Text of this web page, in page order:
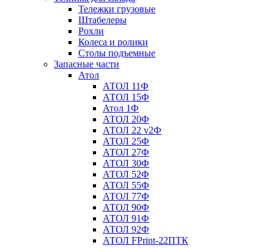
Тележки грузовые
Штабелеры
Рохли
Колеса и ролики
Столы подъемные
Запасные части
Атол
АТОЛ 11Ф
АТОЛ 15Ф
Атол 1Ф
АТОЛ 20Ф
АТОЛ 22 v2Ф
АТОЛ 25Ф
АТОЛ 27Ф
АТОЛ 30Ф
АТОЛ 52Ф
АТОЛ 55Ф
АТОЛ 77Ф
АТОЛ 90Ф
АТОЛ 91Ф
АТОЛ 92Ф
АТОЛ FPrint-22ПТК